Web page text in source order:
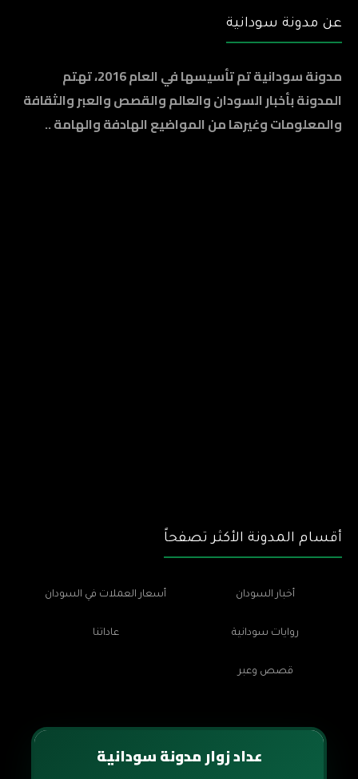
عن مدونة سودانية
مدونة سودانية تم تأسيسها في العام 2016، تهتم
المدونة بأخبار السودان والعالم والقصص والعبر والثقافة
والمعلومات وغيرها من المواضيع الهادفة والهامة ..
أقسام المدونة الأكثر تصفحاً
أخبار السودان أسعار العملات في السودان
روايات سودانية عاداتنا
قصص وعبر
عداد زوار مدونة سودانية